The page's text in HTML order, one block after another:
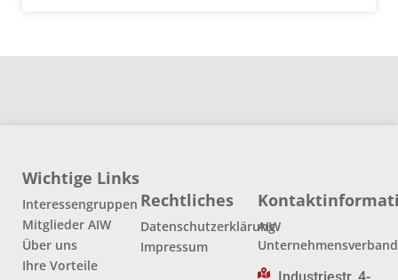
Wichtige Links
Interessengruppen
Mitglieder AIW
Über uns
Ihre Vorteile
Rechtliches
Datenschutzerklärung
Impressum
AIW
Unternehmensverband